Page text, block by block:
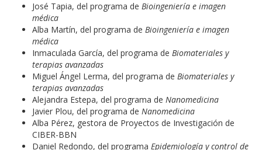
José Tapia, del programa de Bioingeniería e imagen
médica
Alba Martín, del programa de Bioingeniería e imagen
médica
Inmaculada García, del programa de Biomateriales y
terapias avanzadas
Miguel Ángel Lerma, del programa de Biomateriales y
terapias avanzadas
Alejandra Estepa, del programa de Nanomedicina
Javier Plou, del programa de Nanomedicina
Alba Pérez, gestora de Proyectos de Investigación de
CIBER-BBN
Daniel Redondo, del programa Epidemiología y control de